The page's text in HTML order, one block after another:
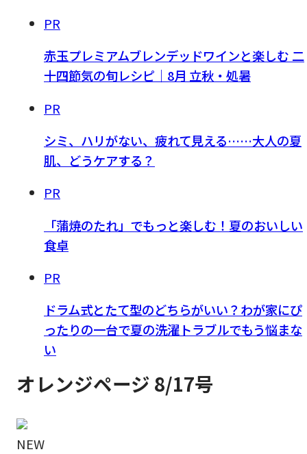
PR
赤玉プレミアムブレンデッドワインと楽しむ 二
十四節気の旬レシピ｜8月 立秋・処暑
PR
シミ、ハリがない、疲れて見える……大人の夏
肌、どうケアする？
PR
「蒲焼のたれ」でもっと楽しむ！夏のおいしい
食卓
PR
ドラム式とたて型のどちらがいい？わが家にぴ
ったりの一台で夏の洗濯トラブルでもう悩まな
い
オレンジページ 8/17号
NEW